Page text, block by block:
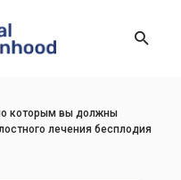
которым вы должны
лечения бесплодия